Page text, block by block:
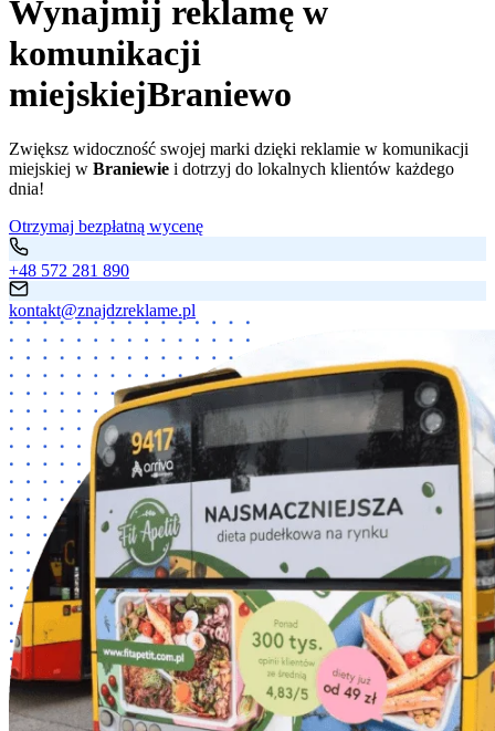
Wynajmij reklamę w
komunikacji
miejskiejBraniewo
Zwiększ widoczność swojej marki dzięki reklamie w komunikacji
miejskiej w Braniewie i dotrzyj do lokalnych klientów każdego
dnia!
Otrzymaj bezpłatną wycenę
+48 572 281 890
kontakt@znajdzreklame.pl